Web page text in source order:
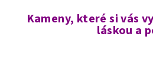
Kameny, které si vás
láskou a